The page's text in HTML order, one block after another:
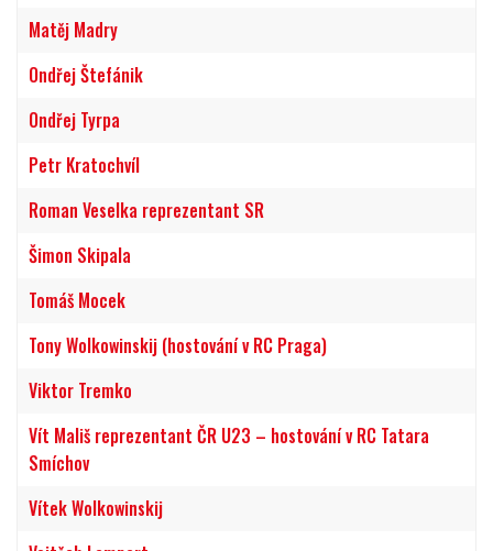
Matěj Madry
Ondřej Štefánik
Ondřej Tyrpa
Petr Kratochvíl
Roman Veselka reprezentant SR
Šimon Skipala
Tomáš Mocek
Tony Wolkowinskij (hostování v RC Praga)
Viktor Tremko
Vít Mališ reprezentant ČR U23 – hostování v RC Tatara
Smíchov
Vítek Wolkowinskij